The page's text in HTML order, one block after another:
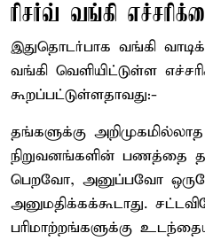
ரிசர்வ் வங்கி
இதுதொடர்பாக வங்கி
வங்கி வெளியிட்டுள்ள
கூறப்பட்டுள்ளதாவது:-
தங்களுக்கு
நிறுவனங்களின் பணத்தை
பெறவோ, அனுப்பவோ
அனுமதிக்கக்கூடாது.
பரிமாற்றங்களுக்கு